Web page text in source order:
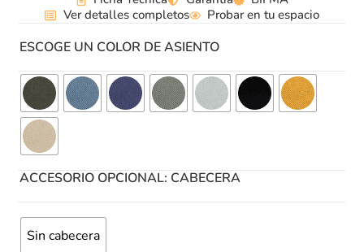
Ver detalles completos
Probar en tu espacio
ESCOGE UN COLOR DE ASIENTO
ACCESORIO OPCIONAL: CABECERA
Sin cabecera